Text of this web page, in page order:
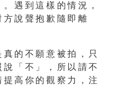
遇到這樣的情況，
說聲抱歉隨即離
的不願意被拍，只
「不」，所以請不
高你的觀察力，注